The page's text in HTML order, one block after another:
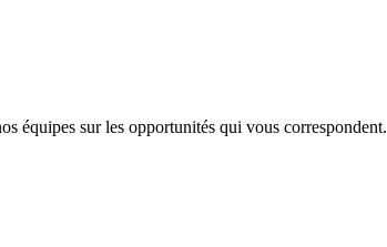
équipes sur les opportunités qui vous correspondent.